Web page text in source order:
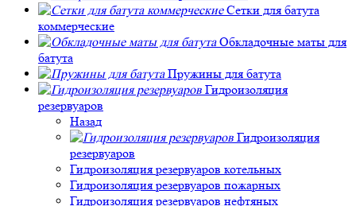
Сетки для батута
коммерческие
Обкладочные маты для
батута
Пружины для батута
Гидроизоляция
резервуаров
Назад
Гидроизоляция
резервуаров
Гидроизоляция резервуаров котельных
Гидроизоляция резервуаров пожарных
Гидроизоляция резервуаров нефтяных